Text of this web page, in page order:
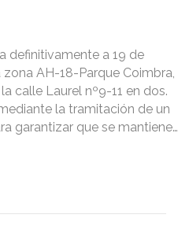
definitivamente a 19 de
AH-18-Parque Coimbra,
calle Laurel nº9-11 en dos.
la tramitación de un
garantizar que se mantiene…